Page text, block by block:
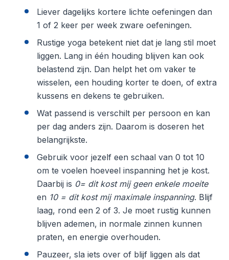
Liever dagelijks kortere lichte oefeningen dan
1 of 2 keer per week zware oefeningen.
Rustige yoga betekent niet dat je lang stil moet
liggen. Lang in één houding blijven kan ook
belastend zijn. Dan helpt het om vaker te
wisselen, een houding korter te doen, of extra
kussens en dekens te gebruiken.
Wat passend is verschilt per persoon en kan
per dag anders zijn. Daarom is doseren het
belangrijkste.
Gebruik voor jezelf een schaal van 0 tot 10
om te voelen hoeveel inspanning het je kost.
Daarbij is 0= dit kost mij geen enkele moeite
en 10 = dit kost mij maximale inspanning. Blijf
laag, rond een 2 of 3. Je moet rustig kunnen
blijven ademen, in normale zinnen kunnen
praten, en energie overhouden.
Pauzeer, sla iets over of blijf liggen als dat